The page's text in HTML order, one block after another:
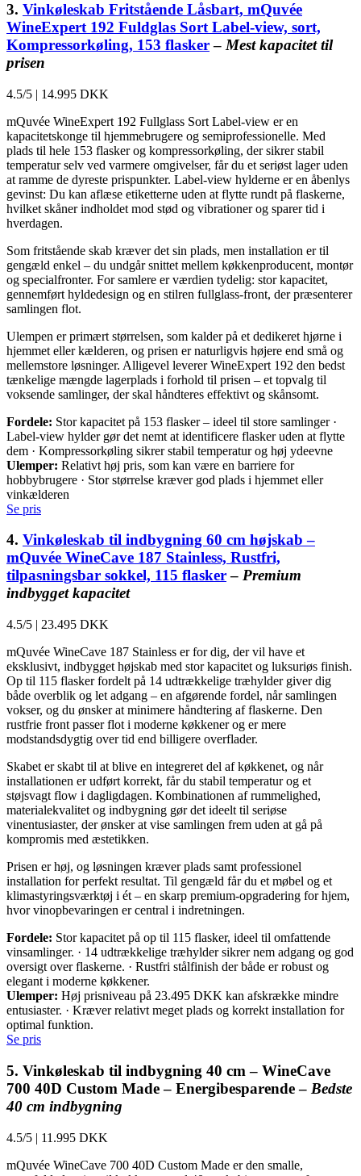
3. Vinkøleskab Fritstående Låsbart, mQuvée
WineExpert 192 Fuldglas Sort Label-view, sort,
Kompressorkøling, 153 flasker– Mest kapacitet til
prisen
4.5/5 | 14.995 DKK
mQuvée WineExpert 192 Fullglass Sort Label-view er en
kapacitetskonge til hjemmebrugere og semiprofessionelle. Med
plads til hele 153 flasker og kompressorkøling, der sikrer stabil
temperatur selv ved varmere omgivelser, får du et seriøst lager uden
at ramme de dyreste prispunkter. Label-view hylderne er en åbenlys
gevinst: Du kan aflæse etiketterne uden at flytte rundt på flaskerne,
hvilket skåner indholdet mod stød og vibrationer og sparer tid i
hverdagen.
Som fritstående skab kræver det sin plads, men installation er til
gengæld enkel – du undgår snittet mellem køkkenproducent, montør
og specialfronter. For samlere er værdien tydelig: stor kapacitet,
gennemført hyldedesign og en stilren fullglass-front, der præsenterer
samlingen flot.
Ulempen er primært størrelsen, som kalder på et dedikeret hjørne i
hjemmet eller kælderen, og prisen er naturligvis højere end små og
mellemstore løsninger. Alligevel leverer WineExpert 192 den bedst
tænkelige mængde lagerplads i forhold til prisen – et topvalg til
voksende samlinger, der skal håndteres effektivt og skånsomt.
Fordele: Stor kapacitet på 153 flasker – ideel til store samlinger ·
Label-view hylder gør det nemt at identificere flasker uden at flytte
dem · Kompressorkøling sikrer stabil temperatur og høj ydeevne
Ulemper: Relativt høj pris, som kan være en barriere for
hobbybrugere · Stor størrelse kræver god plads i hjemmet eller
vinkælderen
Se pris
4. Vinkøleskab til indbygning 60 cm højskab –
mQuvée WineCave 187 Stainless, Rustfri,
tilpasningsbar sokkel, 115 flasker– Premium
indbygget kapacitet
4.5/5 | 23.495 DKK
mQuvée WineCave 187 Stainless er for dig, der vil have et
eksklusivt, indbygget højskab med stor kapacitet og luksuriøs finish.
Op til 115 flasker fordelt på 14 udtrækkelige træhylder giver dig
både overblik og let adgang – en afgørende fordel, når samlingen
vokser, og du ønsker at minimere håndtering af flaskerne. Den
rustfrie front passer flot i moderne køkkener og er mere
modstandsdygtig over tid end billigere overflader.
Skabet er skabt til at blive en integreret del af køkkenet, og når
installationen er udført korrekt, får du stabil temperatur og et
støjsvagt flow i dagligdagen. Kombinationen af rummelighed,
materialekvalitet og indbygning gør det ideelt til seriøse
vinentusiaster, der ønsker at vise samlingen frem uden at gå på
kompromis med æstetikken.
Prisen er høj, og løsningen kræver plads samt professionel
installation for perfekt resultat. Til gengæld får du et møbel og et
klimastyringsværktøj i ét – en skarp premium-opgradering for hjem,
hvor vinopbevaringen er central i indretningen.
Fordele: Stor kapacitet på op til 115 flasker, ideel til omfattende
vinsamlinger. · 14 udtrækkelige træhylder sikrer nem adgang og god
oversigt over flaskerne. · Rustfri stålfinish der både er robust og
elegant i moderne køkkener.
Ulemper: Høj prisniveau på 23.495 DKK kan afskrække mindre
entusiaster. · Kræver relativt meget plads og korrekt installation for
optimal funktion.
Se pris
5. Vinkøleskab til indbygning 40 cm – WineCave
700 40D Custom Made – Energibesparende – Bedste
40 cm indbygning
4.5/5 | 11.995 DKK
mQuvée WineCave 700 40D Custom Made er den smalle,